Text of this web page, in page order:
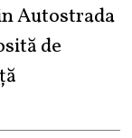
Autostrada
de